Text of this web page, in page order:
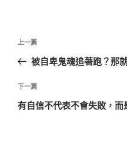
文
導
覽
上
一
文
章
上一篇
被自卑鬼魂追著跑？那
下
一
下一篇
有自信不代表不會失敗，